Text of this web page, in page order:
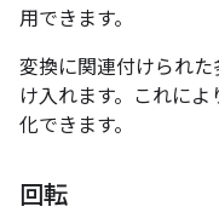
用できます。
変換に関連付けられた
け入れます。これに
化できます。
回転